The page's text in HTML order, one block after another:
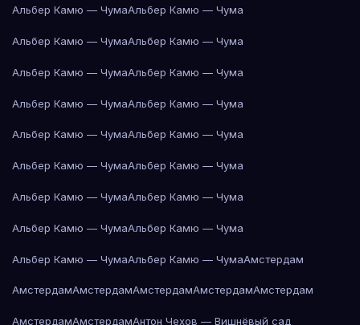
Альбер Камю — ЧумаАльбер Камю — Чума
Альбер Камю — ЧумаАльбер Камю — Чума
Альбер Камю — ЧумаАльбер Камю — Чума
Альбер Камю — ЧумаАльбер Камю — Чума
Альбер Камю — ЧумаАльбер Камю — Чума
Альбер Камю — ЧумаАльбер Камю — Чума
Альбер Камю — ЧумаАльбер Камю — Чума
Альбер Камю — ЧумаАльбер Камю — Чума
Альбер Камю — ЧумаАльбер Камю — ЧумаАмстердам
АмстердамАмстердамАмстердамАмстердамАмстердам
АмстердамАмстердамАнтон Чехов — Вишнёвый сад